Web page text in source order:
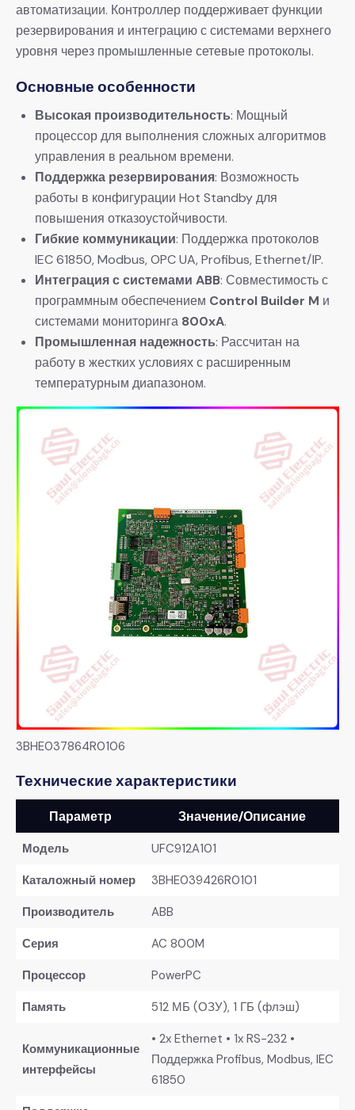
автоматизации. Контроллер поддерживает функции
резервирования и интеграцию с системами верхнего
уровня через промышленные сетевые протоколы.
​Основные особенности​
​Высокая производительность​​: Мощный
процессор для выполнения сложных алгоритмов
управления в реальном времени.
​Поддержка резервирования​​: Возможность
работы в конфигурации Hot Standby для
повышения отказоустойчивости.
​Гибкие коммуникации​​: Поддержка протоколов
IEC 61850, Modbus, OPC UA, Profibus, Ethernet/IP.
​Интеграция с системами ABB​​: Совместимость с
программным обеспечением ​ ​Control Builder M​ ​ и
системами мониторинга ​ ​800xA​​.
​Промышленная надежность​​: Рассчитан на
работу в жестких условиях с расширенным
температурным диапазоном.
3BHE037864R0106
​Технические характеристики​
​Параметр​ ​Значение/Описание​
​Модель​
UFC912A101
​Каталожный номер​
3BHE039426R0101
​Производитель​
ABB
​Серия​
AC 800M
​Процессор​
PowerPC
​Память​
512 МБ (ОЗУ), 1 ГБ (флэш)
​Коммуникационные
интерфейсы​
• 2x Ethernet • 1x RS-232 •
Поддержка Profibus, Modbus, IEC
61850